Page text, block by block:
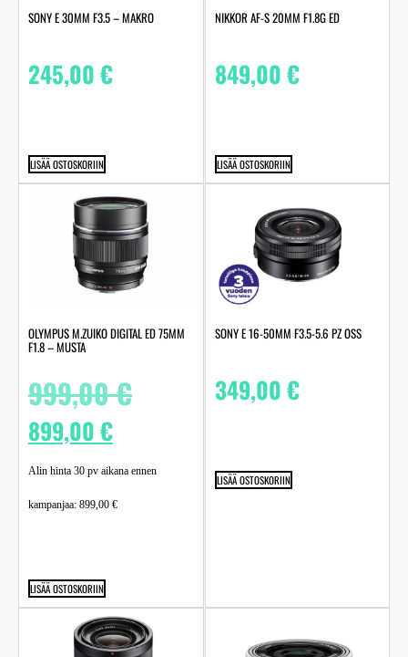
SONY E 30MM F3.5 – MAKRO
245,00€
LISÄÄ OSTOSKORIIN
NIKKOR AF-S 20MM F1.8G ED
849,00€
LISÄÄ OSTOSKORIIN
OLYMPUS M.ZUIKO DIGITAL ED 75MM
F1.8 – MUSTA
999,00€
899,00€
Alin hinta 30 pv aikana ennen
kampanjaa: 899,00 €
LISÄÄ OSTOSKORIIN
SONY E 16-50MM F3.5-5.6 PZ OSS
349,00€
LISÄÄ OSTOSKORIIN